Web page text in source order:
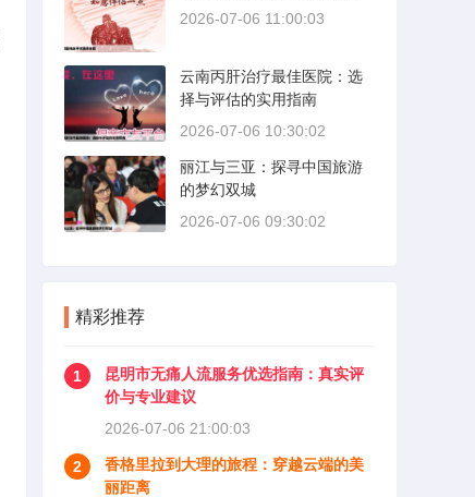
2026-07-06 11:00:03
云南丙肝治疗最佳医院：选
择与评估的实用指南
2026-07-06 10:30:02
丽江与三亚：探寻中国旅游
的梦幻双城
2026-07-06 09:30:02
精彩推荐
1
昆明市无痛人流服务优选指南：真实评
价与专业建议
2026-07-06 21:00:03
2
香格里拉到大理的旅程：穿越云端的美
丽距离